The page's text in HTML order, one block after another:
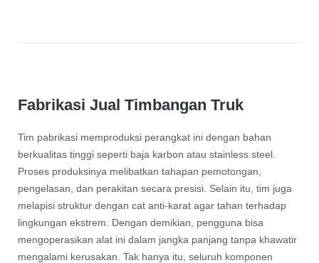
Fabrikasi Jual Timbangan Truk
Tim pabrikasi memproduksi perangkat ini dengan bahan
berkualitas tinggi seperti baja karbon atau stainless steel.
Proses produksinya melibatkan tahapan pemotongan,
pengelasan, dan perakitan secara presisi. Selain itu, tim juga
melapisi struktur dengan cat anti-karat agar tahan terhadap
lingkungan ekstrem. Dengan demikian, pengguna bisa
mengoperasikan alat ini dalam jangka panjang tanpa khawatir
mengalami kerusakan. Tak hanya itu, seluruh komponen